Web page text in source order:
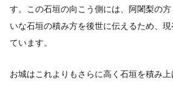
す。この石垣の向こう側には、阿闍梨の
いな石垣の積み方を後世に伝えるため、
ています。
お城はこれよりもさらに高く石垣を積み上